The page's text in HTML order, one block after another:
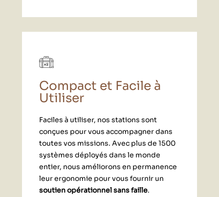
Compact et Facile à
Utiliser
Faciles à utiliser, nos stations sont
conçues pour vous accompagner dans
toutes vos missions. Avec plus de 1500
systèmes déployés dans le monde
entier, nous améliorons en permanence
leur ergonomie pour vous fournir un
soutien opérationnel sans faille.